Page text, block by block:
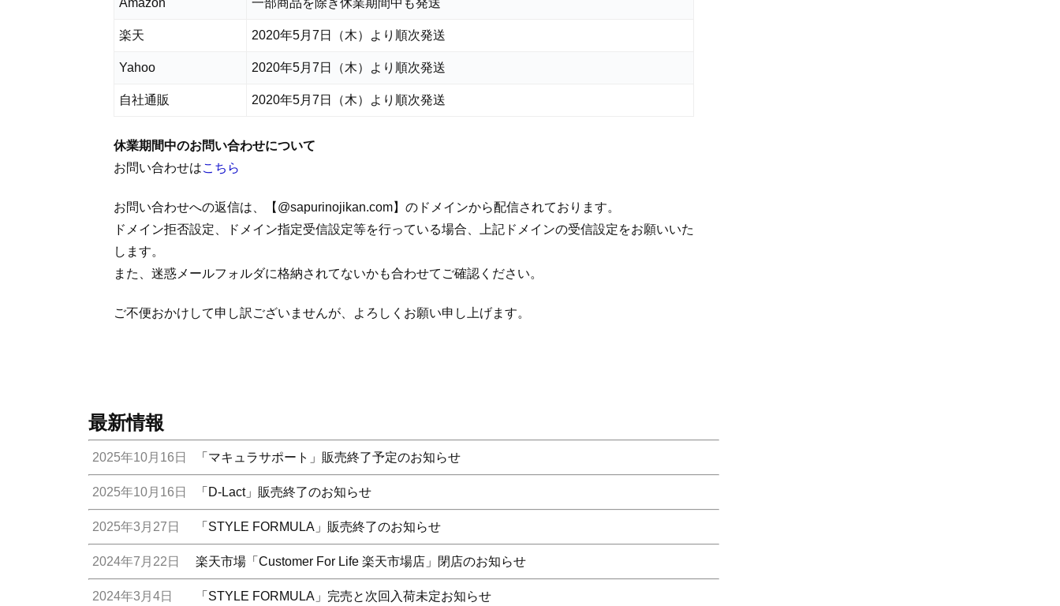
Amazon 一部商品を除き休業期間中も発送
楽天 2020年5月7日（木）より順次発送
Yahoo 2020年5月7日（木）より順次発送
自社通販 2020年5月7日（木）より順次発送
休業期間中のお問い合わせについて
お問い合わせはこちら
お問い合わせへの返信は、【@sapurinojikan.com】のドメインから配信されております。
ドメイン拒否設定、ドメイン指定受信設定等を行っている場合、上記ドメインの受信設定をお願いいた
します。
また、迷惑メールフォルダに格納されてないかも合わせてご確認ください。
ご不便おかけして申し訳ございませんが、よろしくお願い申し上げます。
最新情報
2025年10月16日 「マキュラサポート」販売終了予定のお知らせ
2025年10月16日 「D-Lact」販売終了のお知らせ
2025年3月27日 「STYLE FORMULA」販売終了のお知らせ
2024年7月22日 楽天市場「Customer For Life 楽天市場店」閉店のお知らせ
2024年3月4日 「STYLE FORMULA」完売と次回入荷未定お知らせ